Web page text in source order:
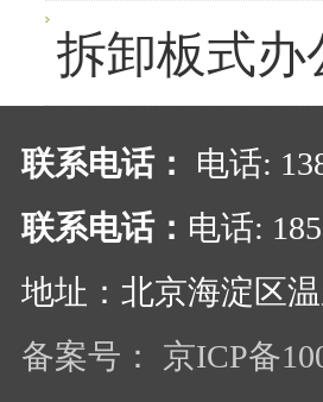
拆卸板式办
联系电话：
电话:
联系电话： 电话:
地址：北京海淀区
备案号： 京ICP备